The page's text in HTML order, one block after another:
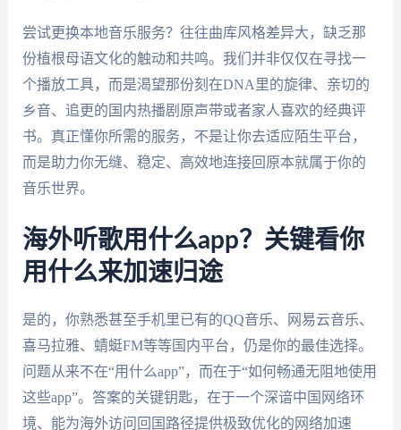
尝试更换本地音乐服务？往往曲库风格差异大，缺乏那
份植根母语文化的触动和共鸣。我们并非仅仅在寻找一
个播放工具，而是渴望那份刻在DNA里的旋律、亲切的
乡音、追更的国内热播剧原声带或者家人喜欢的经典评
书。真正懂你所需的服务，不是让你去适应陌生平台，
而是助力你无缝、稳定、高效地连接回原本就属于你的
音乐世界。
海外听歌用什么app？关键看你
用什么来加速归途
是的，你熟悉甚至手机里已有的QQ音乐、网易云音乐、
喜马拉雅、蜻蜓FM等等国内平台，仍是你的最佳选择。
问题从来不在“用什么app”，而在于“如何畅通无阻地使用
这些app”。答案的关键钥匙，在于一个深谙中国网络环
境、能为海外访问回国路径提供极致优化的网络加速